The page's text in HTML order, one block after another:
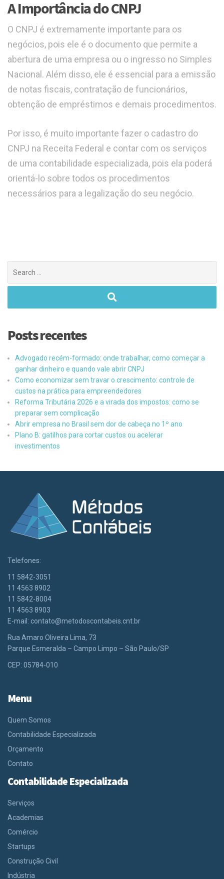
A Importância do CNPJ
O CNPJ é extremamente importante para os
negócios, pois ele é o documento que permite a
abertura de uma empresa ou o ingresso no Simples
Nacional. Além disso, ele é essencial para a emissão
de notas fiscais, contratação de funcionários,
obtenção de empréstimos e demais procedimentos.
Por isso, é muito importante fazer o cadastro do
CNPJ na Receita Federal e contar com os serviços
de uma contabilidade especializada, pois ela poderá
orientá-lo sobre todos os procedimentos
necessários para a legalização do seu negócio.
Posts recentes
Advogado recém-formado: onde trabalhar, como começar a
ganhar dinheiro e quando vale abrir CNPJ
Como economizar sem travar o crescimento: controle de
custos na prática para empreendedores
Reforma Tributária 2026 e a virada dos impostos: como se
preparar sem complicação
Abrir empresa no Brasil sem dor de cabeça no 1º ano
Plano B: gatilhos para cortar custos ou acelerar
investimentos
Telefones:
11 5842-3051
11 4563 8902
11 5842-8004
11 4563 8903
E-mail: contato@metodoscontabeis.cnt.br
Rua Amaro Oliveira Lima, 73
Parque Esmeralda – Campo Limpo – São Paulo/SP
CEP: 05784-010
Menu
Quem Somos
Contabilidade Especializada
Orçamento
Contato
Contabilidade Especializada
Serviços
Academias
Comércio
Startups
Construção Civil
Indústria